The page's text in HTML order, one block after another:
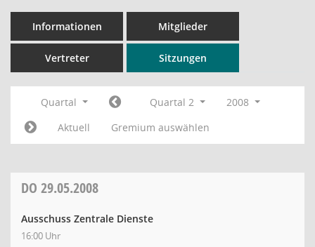
Informationen Mitglieder
Vertreter Sitzungen
Quartal Quartal 2
2008
Aktuell
Gremium auswählen
DO 29.05.2008
Ausschuss Zentrale Dienste
16:00 Uhr